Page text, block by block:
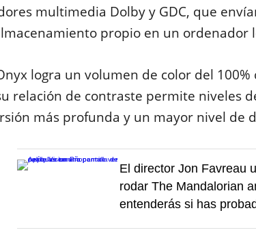
multimedia Dolby y GDC, que
propio en un ordenador
logra un volumen de color del
relación de contraste permite niveles
más profunda y un mayor nivel de
El director Jon Favreau
rodar The Mandalorian
entenderás si has